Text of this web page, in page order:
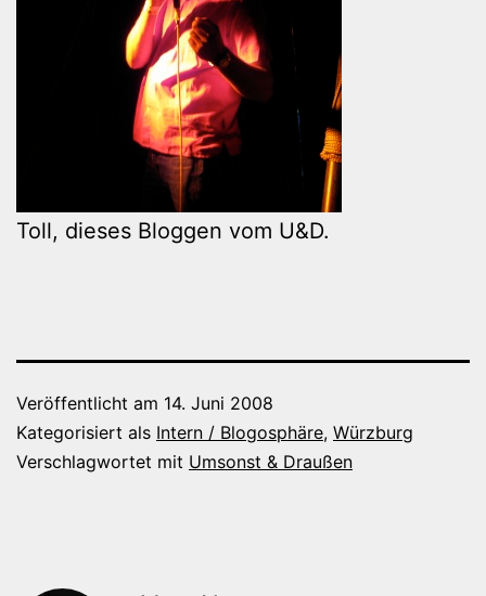
Toll, dieses Bloggen vom U&D.
Veröffentlicht am 14. Juni 2008
Kategorisiert als Intern / Blogosphäre, Würzburg
Verschlagwortet mit Umsonst & Draußen